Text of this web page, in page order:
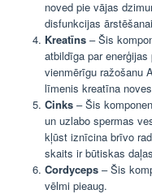
noved pie vājas
disfunkcijas
Kreatīns – Šis
atbildīga par
vienmērīgu ražošanu
līmenis kreatīna
Cinks – Šis
un uzlabo spermas
kļūst iznīcina brīvo
skaits ir būtiskas
Cordyceps – Šis
vēlmi pieaug.